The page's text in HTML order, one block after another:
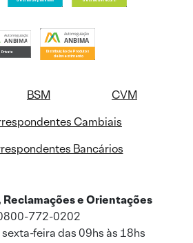
BSM
CVM
Cambiais
Bancários
Reclamações e Orientações
772-0202
sexta-feira das 09hs às 18hs